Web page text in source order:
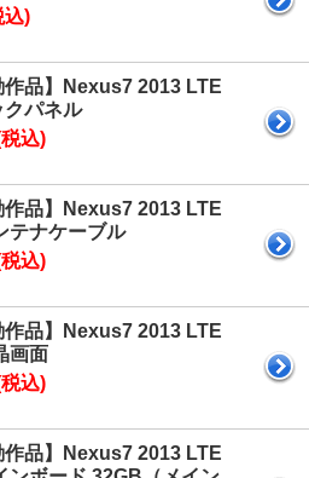
込)
作品】Nexus7 2013 LTE
クパネル
込)
作品】Nexus7 2013 LTE
テナケーブル
込)
作品】Nexus7 2013 LTE
画面
込)
作品】Nexus7 2013 LTE